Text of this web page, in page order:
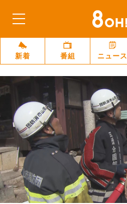
新着 番組 ニュース